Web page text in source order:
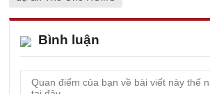
Bình luận